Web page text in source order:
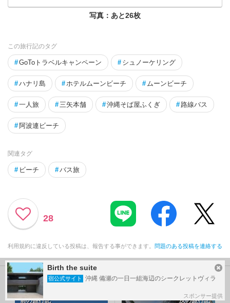
写真：あと26枚
この旅行記のタグ
#GoToトラベルキャンペーン # シュノーケリング
#ハナリ島 # ホテルムーンビーチ # ムーンビーチ
#一人旅 # 三矢本舗 #沖縄そば屋ふくぎ # 路線バス
# 阿波連ビーチ
関連タグ
# ビーチ #バス旅
28
利用規約に違反している投稿は、報告する事ができます。 問題のある投稿を連絡する
旅行記グループ 2020-2026 南の島へ…
前の旅行記 次の旅行記
Birth the suite
宿公式サイト 沖縄 備瀬の一日一組海辺のシークレットヴィラ
スポンサー提供